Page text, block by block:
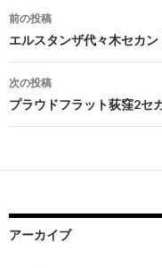
投
稿
ナ
ビ
ゲ
ー
ョ
前の投稿
エルスタンザ代々木セカ
次の投稿
プラウドフラット荻窪2セ
アーカイブ